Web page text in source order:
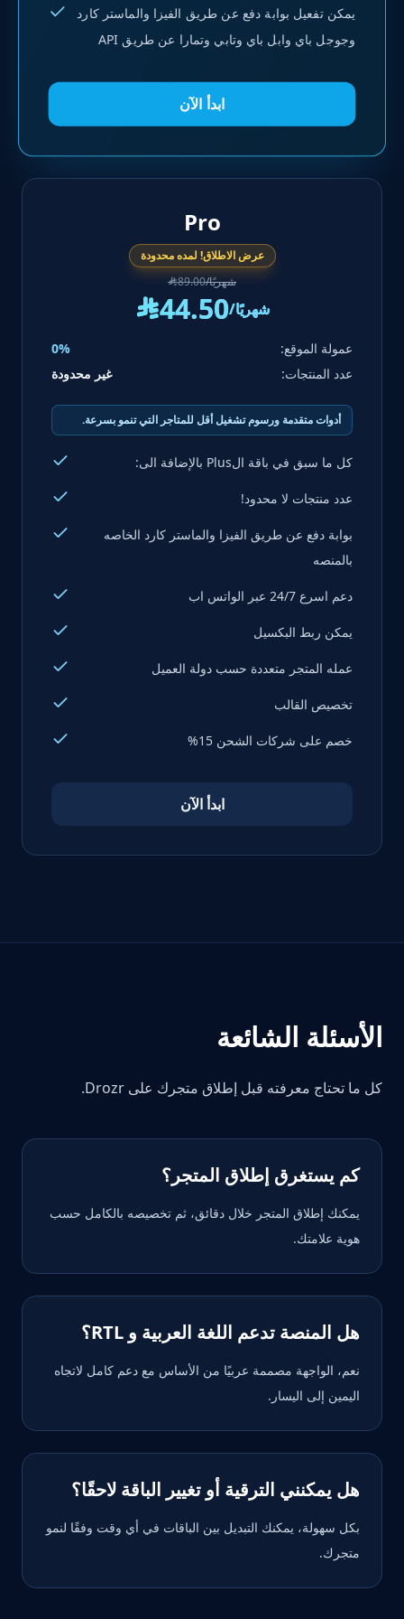
يمكن تفعيل بوابة دفع عن طريق الفيزا والماستر كارد
وجوجل باي وابل باي وتابي وتمارا عن طريق API
ابدأ الآن
Pro
عرض الاطلاق! لمده محدودة
^89.00 /شهريًا
^44.50 /شهريًا
عمولة الموقع:
0%
عدد المنتجات:
غير محدودة
أدوات متقدمة ورسوم تشغيل أقل للمتاجر التي تنمو بسرعة.
كل ما سبق في باقة الPlus بالإضافة الى:
عدد منتجات لا محدود!
بوابة دفع عن طريق الفيزا والماستر كارد الخاصه
بالمنصه
دعم اسرع 24/7 عبر الواتس اب
يمكن ربط البكسيل
عمله المتجر متعددة حسب دولة العميل
تخصيص القالب
خصم على شركات الشحن 15%
ابدأ الآن
الأسئلة الشائعة
كل ما تحتاج معرفته قبل إطلاق متجرك على Drozr.
كم يستغرق إطلاق المتجر؟
يمكنك إطلاق المتجر خلال دقائق، ثم تخصيصه بالكامل حسب
هوية علامتك.
هل المنصة تدعم اللغة العربية و RTL؟
نعم، الواجهة مصممة عربيًا من الأساس مع دعم كامل لاتجاه
اليمين إلى اليسار.
هل يمكنني الترقية أو تغيير الباقة لاحقًا؟
بكل سهولة، يمكنك التبديل بين الباقات في أي وقت وفقًا لنمو
متجرك.